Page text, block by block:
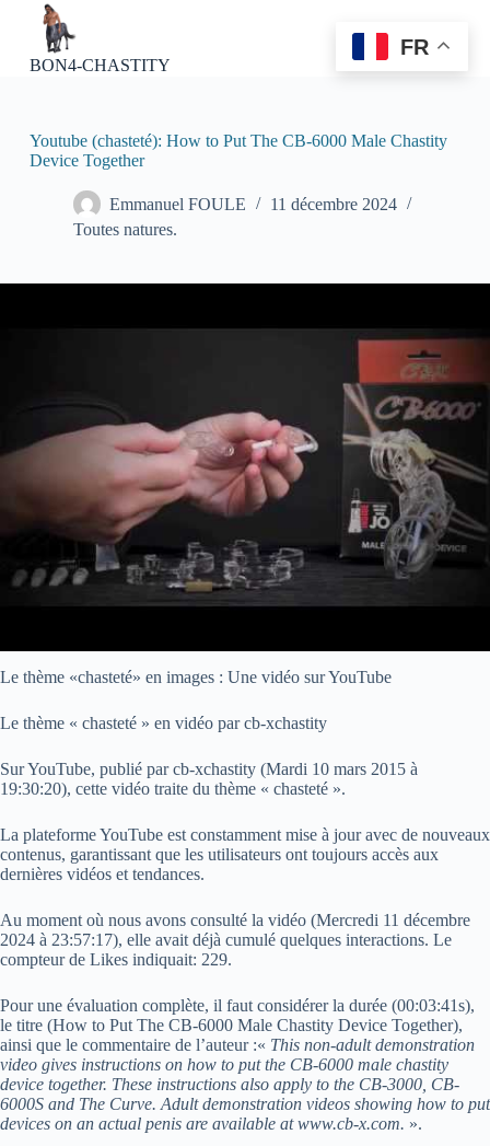
u
BON4-CHASTITY
Youtube (chasteté): How to Put The CB-6000 Male Chastity
Device Together
Emmanuel FOULE
11 décembre 2024
Toutes natures.
Le thème «chasteté» en images : Une vidéo sur YouTube
Le thème « chasteté » en vidéo par cb-xchastity
Sur YouTube, publié par cb-xchastity (Mardi 10 mars 2015 à
19:30:20), cette vidéo traite du thème « chasteté ».
La plateforme YouTube est constamment mise à jour avec de nouveaux
contenus, garantissant que les utilisateurs ont toujours accès aux
dernières vidéos et tendances.
Au moment où nous avons consulté la vidéo (Mercredi 11 décembre
2024 à 23:57:17), elle avait déjà cumulé quelques interactions. Le
compteur de Likes indiquait: 229.
Pour une évaluation complète, il faut considérer la durée (00:03:41s),
le titre (How to Put The CB-6000 Male Chastity Device Together),
ainsi que le commentaire de l’auteur :« This non-adult demonstration
video gives instructions on how to put the CB-6000 male chastity
device together. These instructions also apply to the CB-3000, CB-
6000S and The Curve. Adult demonstration videos showing how to put
devices on an actual penis are available at www.cb-x.com. ».
FR